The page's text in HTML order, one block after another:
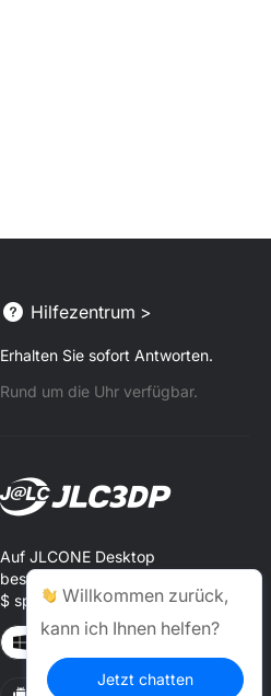
Hilfezentrum >
Erhalten Sie sofort Antworten.
Rund um die Uhr verfügbar.
Auf JLCONE Desktop
bestellen und jedes Mal 1–20
$ sparen
Windows
Willkommen zurück,
kann ich Ihnen helfen?
Jetzt chatten